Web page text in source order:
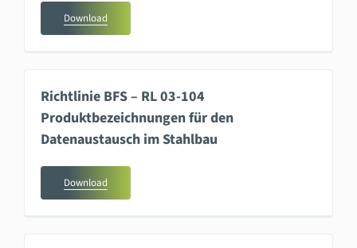
Download
Richtlinie BFS – RL 03-104
Produktbezeichnungen für den
Datenaustausch im Stahlbau
Download